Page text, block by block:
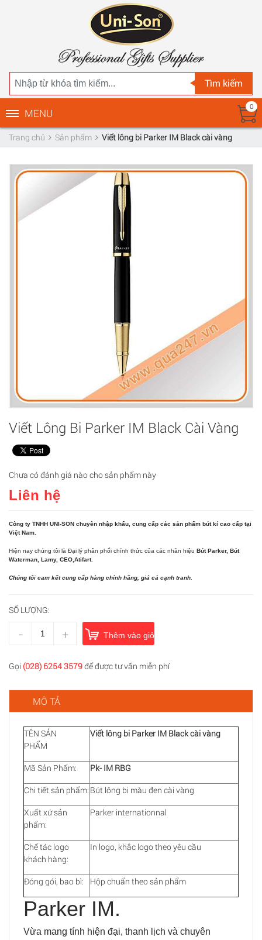
Tìm kiếm
0
MENU
Trang chủ Sản phẩm Viết lông bi Parker IM Black cài vàng
Viết Lông Bi Parker IM Black Cài Vàng
Chưa có đánh giá nào cho sản phẩm này
Liên hệ
Công ty TNHH UNI-SON chuyên nhập khẩu, cung cấp các sản phẩm bút kí cao cấp tại
Việt Nam.
Hiện nay chúng tôi là Đại lý phân phối chính thức của các nhãn hiệu Bút Parker, Bút
Waterman, Lamy, CEO,Atifart.
Chúng tôi cam kết cung cấp hàng chính hãng, giá cả cạnh tranh.
SỐ LƯỢNG:
- + Thêm vào giỏ hàng
Gọi (028) 6254 3579để được tư vấn miễn phí
MÔ TẢ
TÊN SẢN
PHẨM
Viết lông bi Parker IM Black cài vàng
Mã Sản Phẩm:
Pk- IM RBG
Chi tiết sản phẩm: Bút lông bi màu đen cài vàng
Xuất xứ sản
phẩm:
Parker internationnal
Chế tác logo
khách hàng:
In logo, khắc logo theo yêu cầu
Đóng gói, bao bì: Hộp chuẩn theo sản phẩm
Parker IM.
Vừa mang tính hiện đại, thanh lịch và chuyên